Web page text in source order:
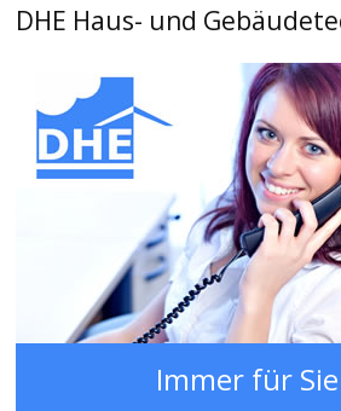
DHE Haus- und
Immer für